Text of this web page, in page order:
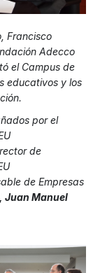
Francisco
Adecco
el Campus de
educativos y los
por el
de
de Empresas
, Juan Manuel